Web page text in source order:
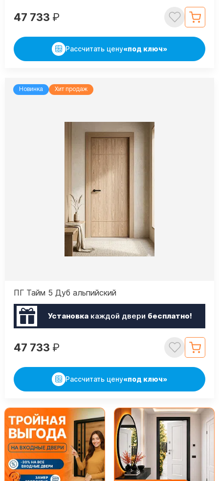
47 733 ₽
Рассчитать цену«под ключ»
Новинка Хит продаж
ПГ Тайм 5 Дуб альпийский
Установкакаждой двери бесплатно!
47 733 ₽
Рассчитать цену«под ключ»